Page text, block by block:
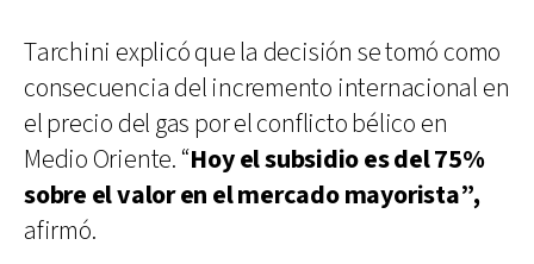
Tarchini explicó que la decisión se tomó como
consecuencia del incremento internacional en
el precio del gas por el conflicto bélico en
Medio Oriente. “Hoy el subsidio es del 75%
sobre el valor en el mercado mayorista”,
afirmó.